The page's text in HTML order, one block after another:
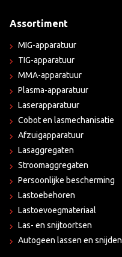
Assortiment
MIG-apparatuur
TIG-apparatuur
MMA-apparatuur
Plasma-apparatuur
Laserapparatuur
Cobot en lasmechanisatie
Afzuigapparatuur
Lasaggregaten
Stroomaggregaten
Persoonlijke bescherming
Lastoebehoren
Lastoevoegmateriaal
Las- en snijtoortsen
Autogeen lassen en snijden